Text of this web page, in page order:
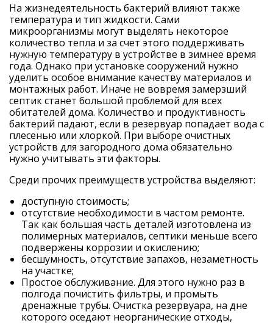
На жизнедеятельность бактерий влияют также
температура и тип жидкости. Сами
микроорганизмы могут выделять некоторое
количество тепла и за счет этого поддерживать
нужную температуру в устройстве в зимнее время
года. Однако при установке сооружений нужно
уделить особое внимание качеству материалов и
монтажных работ. Иначе не вовремя замерзший
септик станет большой проблемой для всех
обитателей дома. Количество и продуктивность
бактерий падают, если в резервуар попадает вода с
плесенью или хлоркой. При выборе очистных
устройств для загородного дома обязательно
нужно учитывать эти факторы.
Среди прочих преимуществ устройства выделяют:
доступную стоимость;
отсутствие необходимости в частом ремонте.
Так как большая часть деталей изготовлена из
полимерных материалов, септики меньше всего
подвержены коррозии и окислению;
бесшумность, отсутствие запахов, незаметность
на участке;
Простое обслуживание. Для этого нужно раз в
полгода почистить фильтры, и промыть
дренажные трубы. Очистка резервуара, на дне
которого оседают неорганические отходы,